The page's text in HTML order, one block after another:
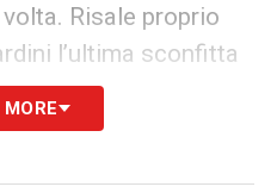
Risale proprio
l’ultima sconfitta
22 aprile (2-1 per i
). Proprio nel